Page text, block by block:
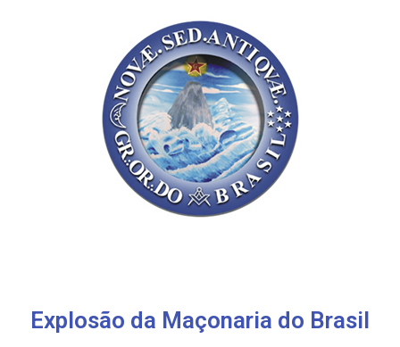
Explosão da Maçonaria do Brasil